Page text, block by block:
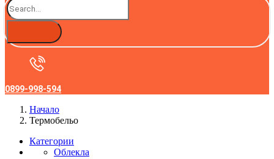
0899-998-594
Начало
Термобельо
Категории
Облекла